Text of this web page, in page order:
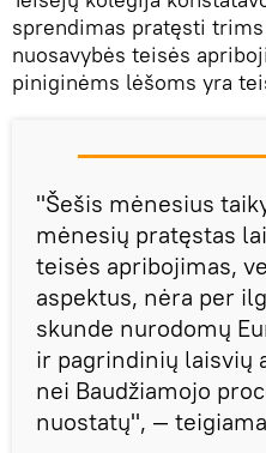
sprendimas pratęsti
nuosavybės teisės
piniginėms lėšoms yra
"Šešis mėnesius
mėnesių pratęstas
teisės apribojimas,
aspektus, nėra per
skunde nurodomų
ir pagrindinių laisvių
nei Baudžiamojo
nuostatų", —